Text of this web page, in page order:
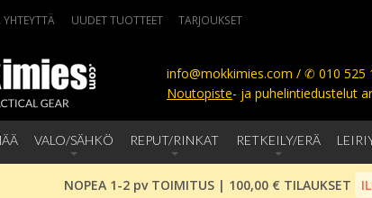
UUDET TUOTTEET TARJOUKSET
info@mokkimies.com / ✆ 010 525
Noutopiste- ja puhelintiedustelut
VALO/SÄHKÖ REPUT/RINKAT RETKEILY/ERÄ
NOPEA 1-2 pv TOIMITUS | 100,00 € TILAUKSET